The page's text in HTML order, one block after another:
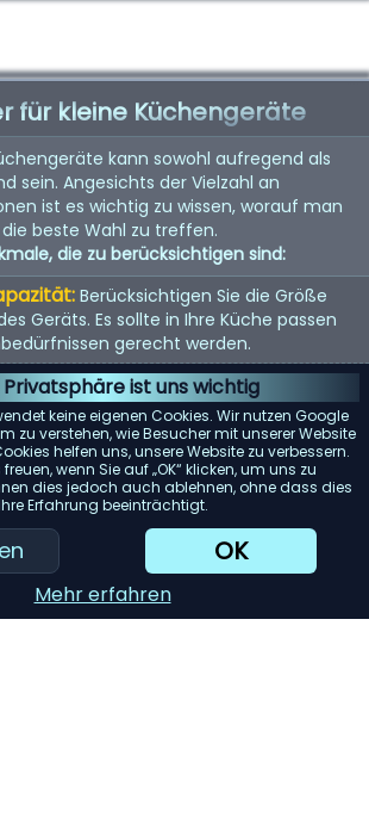
Privatsphäre ist uns wichtig
keine eigenen Cookies. Wir nutzen Google
zu verstehen, wie Besucher mit unserer Website
helfen uns, unsere Website zu verbessern.
wenn Sie auf „OK“ klicken, um uns zu
dies jedoch auch ablehnen, ohne dass dies
Erfahrung beeinträchtigt.
OK
Mehr erfahren
für kleine Küchengeräte
kann sowohl aufregend als
sein. Angesichts der Vielzahl an
ist es wichtig zu wissen, worauf man
beste Wahl zu treffen.
die zu berücksichtigen sind:
Berücksichtigen Sie die Größe
Geräts. Es sollte in Ihre Küche passen
gerecht werden.
Energieeffiziente Geräte sparen nicht
Stromrechnung, sondern sind auch
Suchen Sie nach Geräten mit
Bedienelementen und Funktionen.
zu bedienen und zu reinigen sein.
Materialien und gute
oft, dass das Gerät länger hält.
Garantien und Kundenbewertungen.